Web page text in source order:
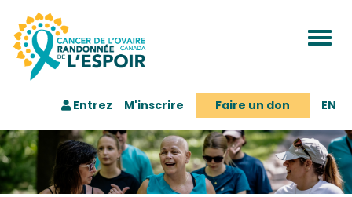
Entrez M'inscrire Faire un don EN